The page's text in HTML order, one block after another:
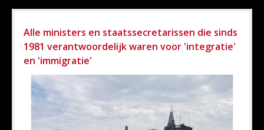
Alle ministers en staatssecretarissen die sinds
1981 verantwoordelijk waren voor 'integratie'
en 'immigratie'